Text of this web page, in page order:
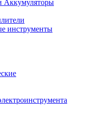
Аккумуляторы
инструменты